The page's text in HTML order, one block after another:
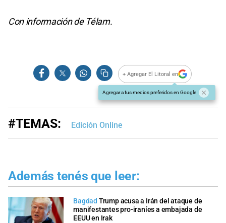
Con información de Télam.
+ Agregar El Litoral en
Agregar a tus medios preferidos en Google
#TEMAS: Edición Online
Además tenés que leer:
Bagdad Trump acusa a Irán del ataque de
manifestantes pro-iraníes a embajada de
EEUU en Irak